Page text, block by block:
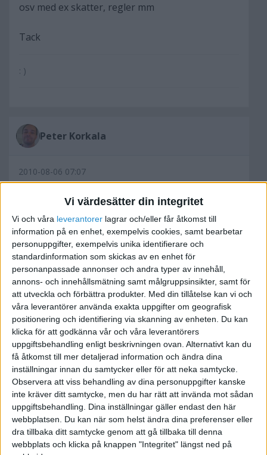
Vi värdesätter din integritet
Vi och våra leverantorer lagrar och/eller får åtkomst till
information på en enhet, exempelvis cookies, samt bearbetar
personuppgifter, exempelvis unika identifierare och
standardinformation som skickas av en enhet för
personanpassade annonser och andra typer av innehåll,
annons- och innehållsmätning samt målgruppsinsikter, samt för
att utveckla och förbättra produkter. Med din tillåtelse kan vi och
våra leverantörer använda exakta uppgifter om geografisk
positionering och identifiering via skanning av enheten. Du kan
klicka för att godkänna vår och våra leverantörers
uppgiftsbehandling enligt beskrivningen ovan. Alternativt kan du
få åtkomst till mer detaljerad information och ändra dina
inställningar innan du samtycker eller för att neka samtycke.
Observera att viss behandling av dina personuppgifter kanske
inte kräver ditt samtycke, men du har rätt att invända mot sådan
uppgiftsbehandling. Dina inställningar gäller endast den här
webbplatsen. Du kan när som helst ändra dina preferenser eller
dra tillbaka ditt samtycke genom att gå tillbaka till denna
webbplats och klicka på knappen "Integritet" längst ned på
osv med ex skatter, regler mm
Tack
: )
Peter Korkala
2010-08-06 07:07
Du ska definitivt ha ett aktiebolag i alla fall. Finns
inte någon anledning att köra detta som enskild
firma (som är det andra alternativet om du är
själv). Aktieikapitalet bör ju inte vara några
problem eftersom det kan sitta i fastigheterna
(de är ju en tillgång i bolaget).
/Peter
peterkorkala.se - godis24.se, japanfakta.se, faktabank.se.
Håller på att starta upp e-handel på godis24.se
schakan
2010-08-06 12:12